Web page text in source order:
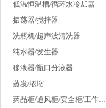
低温恒温槽/循环水冷却器
振荡器/搅拌器
洗瓶机/超声波清洗器
纯水器/发生器
移液器/瓶口分液器
蒸发/浓缩
药品柜/通风柜/安全柜/工作…